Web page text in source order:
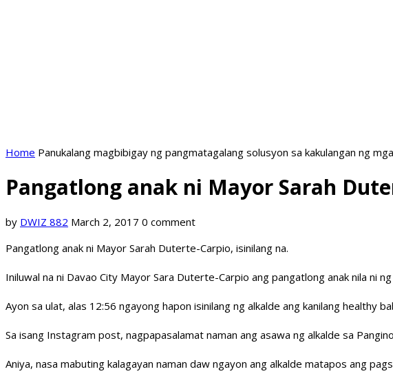
Home Panukalang magbibigay ng pangmatagalang solusyon sa kakulangan ng
Pangatlong anak ni Mayor Sarah
by DWIZ 882 March 2, 2017 0 comment
Pangatlong anak ni Mayor Sarah Duterte-Carpio, isinilang na.
Iniluwal na ni Davao City Mayor Sara Duterte-Carpio ang pangatlong anak nila ni
Ayon sa ulat, alas 12:56 ngayong hapon isinilang ng alkalde ang kanilang healthy
Sa isang Instagram post, nagpapasalamat naman ang asawa ng alkalde sa
Aniya, nasa mabuting kalagayan naman daw ngayon ang alkalde matapos ang